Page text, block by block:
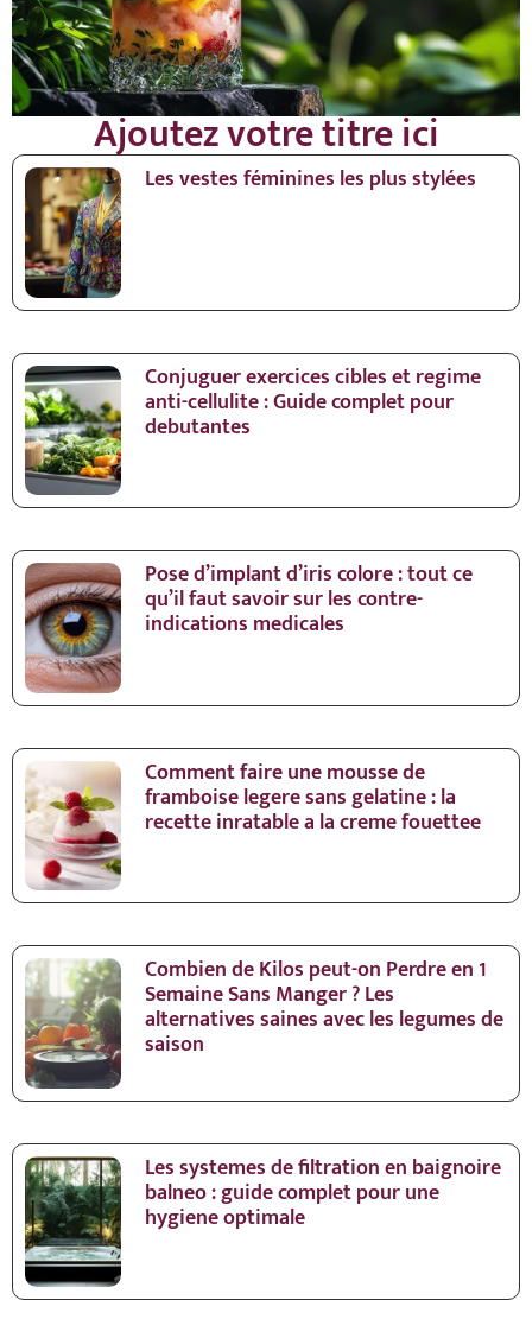
Ajoutez votre titre ici
Les vestes féminines les plus stylées
Conjuguer exercices cibles et regime
anti-cellulite : Guide complet pour
debutantes
Pose d’implant d’iris colore : tout ce
qu’il faut savoir sur les contre-
indications medicales
Comment faire une mousse de
framboise legere sans gelatine : la
recette inratable a la creme fouettee
Combien de Kilos peut-on Perdre en 1
Semaine Sans Manger ? Les
alternatives saines avec les legumes de
saison
Les systemes de filtration en baignoire
balneo : guide complet pour une
hygiene optimale